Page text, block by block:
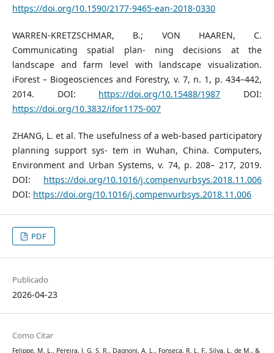
https://doi.org/10.1590/2177-9465-ean-2018-0330
WARREN-KRETZSCHMAR, B.; VON HAAREN, C.
Communicating spatial plan- ning decisions at the
landscape and farm level with landscape visualization.
iForest – Biogeosciences and Forestry, v. 7, n. 1, p. 434–442,
2014. DOI: https://doi.org/10.15488/1987 DOI:
https://doi.org/10.3832/ifor1175-007
ZHANG, L. et al. The usefulness of a web-based participatory
planning support sys- tem in Wuhan, China. Computers,
Environment and Urban Systems, v. 74, p. 208– 217, 2019.
DOI: https://doi.org/10.1016/j.compenvurbsys.2018.11.006
DOI: https://doi.org/10.1016/j.compenvurbsys.2018.11.006
PDF
Publicado
2026-04-23
Como Citar
Felippe, M. L., Pereira, J. G. S. R., Dagnoni, A. L., Fonseca, R. L. F., Silva, L. de M., &